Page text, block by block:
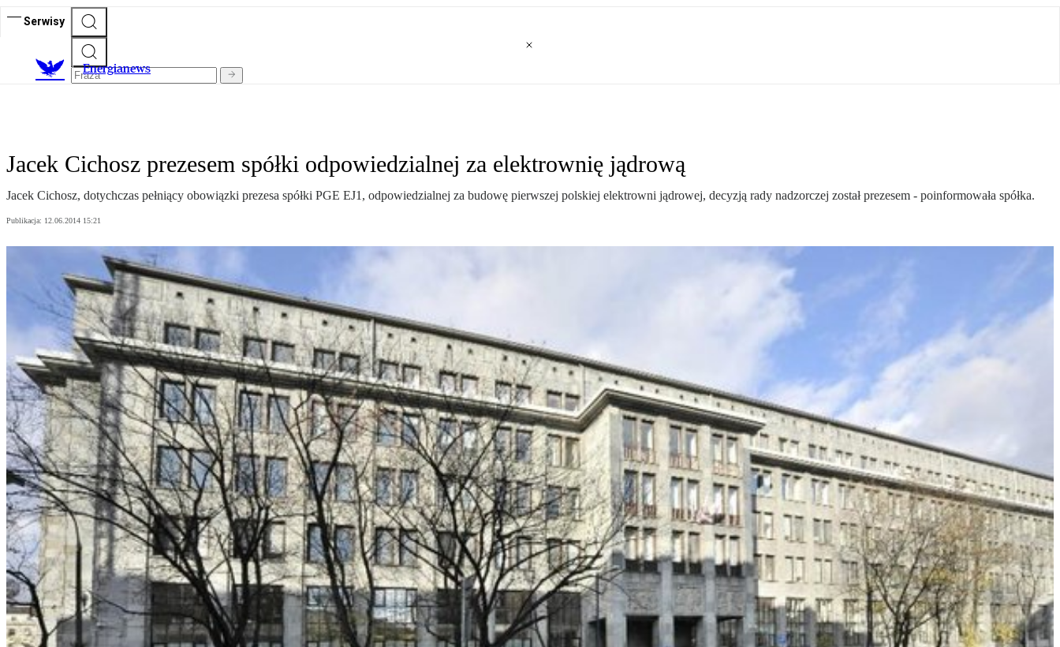
Serwisy
Energianews
Jacek Cichosz prezesem spółki odpowiedzialnej za elektrownię jądrową
Jacek Cichosz, dotychczas pełniący obowiązki prezesa spółki PGE EJ1, odpowiedzialnej za budowę pierwszej polskiej elektrowni jądrowej, decyzją rady nadzorczej został prezesem - poinformowała spółka.
Publikacja: 12.06.2014 15:21